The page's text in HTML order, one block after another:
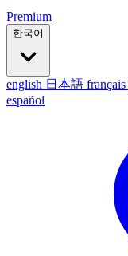
Premium
한국어
english 日本語 français
español